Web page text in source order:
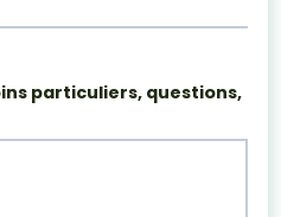
particuliers, questions,